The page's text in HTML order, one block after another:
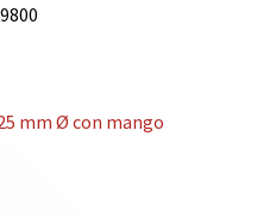
mm Ø con mango